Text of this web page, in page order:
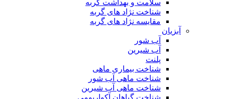
سلامت و بهداشت گربه
شناخت نژاد های گربه
مقایسه نژاد های گربه
آبزیان
آب شور
آب شیرین
پلنت
شناخت بیماری ماهی
شناخت ماهی آب شور
شناخت ماهی آب شیرین